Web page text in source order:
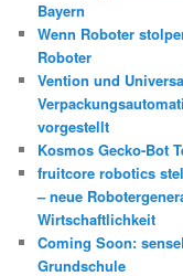
Bayern
Wenn Roboter
Roboter
Vention und
vorgestellt
Kosmos Gecko-Bot
fruitcore robotics
– neue
Wirtschaftlichkeit
Coming Soon:
Grundschule